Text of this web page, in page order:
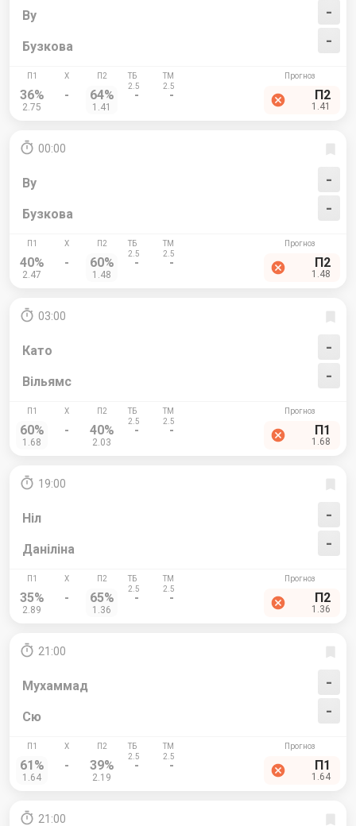
Ву
-
-
Бузкова
36%
2.75
- 64%
1.41
- - П2
1.41
00:00
Ву
-
-
Бузкова
40%
2.47
- 60%
1.48
- - П2
1.48
03:00
Като
-
-
Вільямс
60%
1.68
- 40%
2.03
- - П1
1.68
19:00
Ніл
-
-
Даніліна
35%
2.89
- 65%
1.36
- - П2
1.36
21:00
Мухаммад
-
-
Сю
61%
1.64
- 39%
2.19
- - П1
1.64
21:00